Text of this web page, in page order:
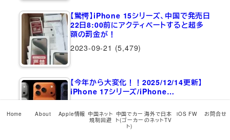
【驚愕】iPhone 15シリーズ、中国で発売日
22日8:00前にアクティベートすると超多
額の罰金が！
2023-09-21 (5,479)
【今年から大変化！！2025/12/14更新】
iPhone 17シリーズ/iPhone…
Home About Apple情報 中国ネット
規制回避
中国でカー
ト(ゴーカー
ト)
海外で日本
のネットTV
iOS FW お問合せ